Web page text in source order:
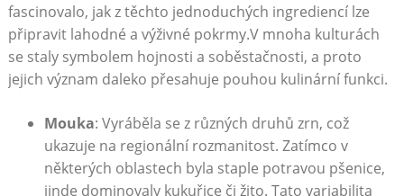
fascinovalo, jak z těchto jednoduchých ingrediencí lze
připravit lahodné a výživné pokrmy.V mnoha kulturách
se staly symbolem hojnosti a soběstačnosti, a proto
jejich význam daleko přesahuje pouhou kulinární funkci.
Mouka: Vyráběla se z různých druhů zrn, což
ukazuje na regionální rozmanitost. Zatímco v
některých oblastech byla staple potravou pšenice,
jinde dominovaly kukuřice či žito. Tato variabilita